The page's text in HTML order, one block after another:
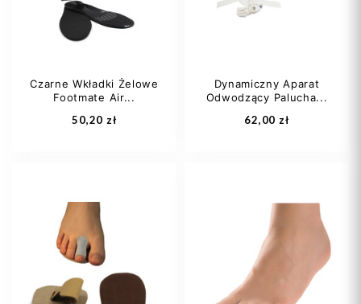
Dodaj do koszyka Dodaj do koszyka
Czarne Wkładki Żelowe
Footmate Air...
50,20 zł
35-36
41-42
43-44
Dynamiczny Aparat
Odwodzący Palucha...
62,00 zł